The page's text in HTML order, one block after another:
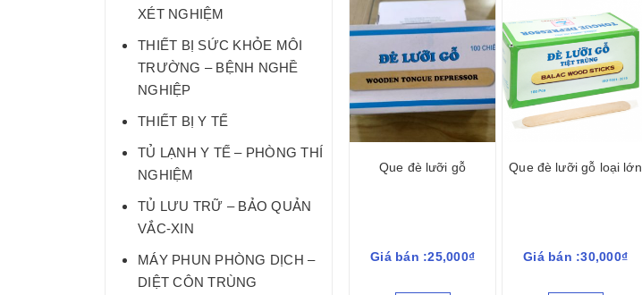
XÉT NGHIỆM
THIẾT BỊ SỨC KHỎE MÔI
TRƯỜNG – BỆNH NGHỀ
NGHIỆP
THIẾT BỊ Y TẾ
TỦ LẠNH Y TẾ – PHÒNG THÍ
NGHIỆM
TỦ LƯU TRỮ – BẢO QUẢN
VẮC-XIN
MÁY PHUN PHÒNG DỊCH –
DIỆT CÔN TRÙNG
Que đè lưỡi gỗ
Giá bán :25,000₫
Que đè lưỡi gỗ loại lớn
Giá bán :30,000₫